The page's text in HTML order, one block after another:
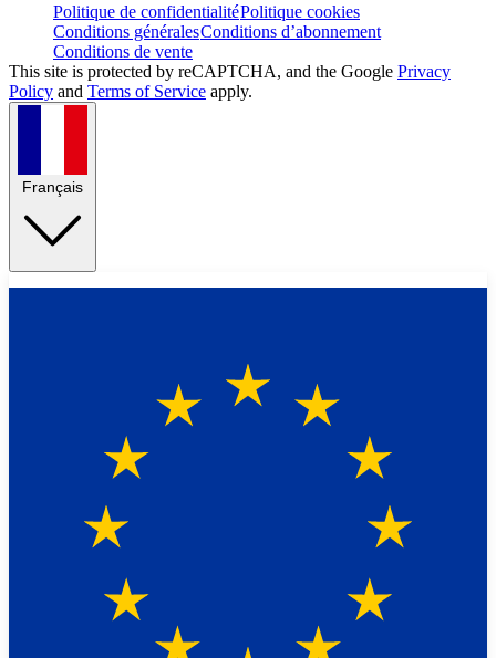
Politique de confidentialitéPolitique cookies
Conditions généralesConditions d’abonnement
Conditions de vente
This site is protected by reCAPTCHA, and the Google Privacy
Policy and Terms of Service apply.
Français